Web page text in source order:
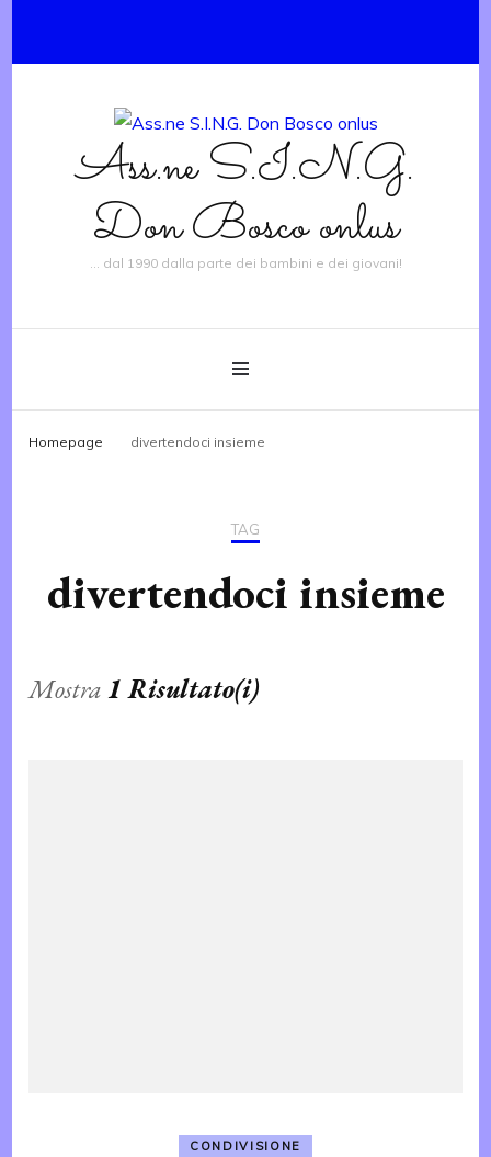
Ass.ne S.I.N.G.
Don Bosco onlus
… dal 1990 dalla parte dei bambini e dei giovani!
Homepage divertendoci insieme
TAG
divertendoci insieme
Mostra1 Risultato(i)
CONDIVISIONE